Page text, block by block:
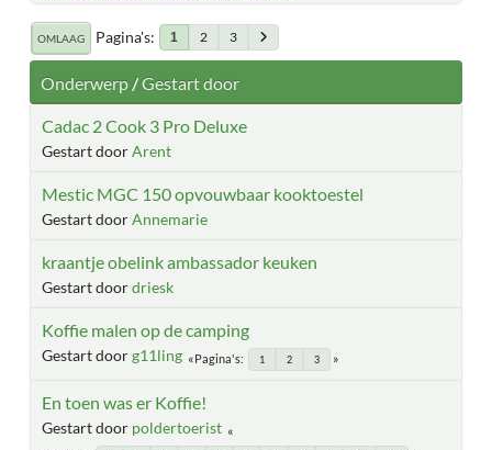
OMLAAG Pagina's 1 2 3
Onderwerp/Gestart door
Cadac 2 Cook 3 Pro Deluxe
Gestart doorArent
Mestic MGC 150 opvouwbaar kooktoestel
Gestart doorAnnemarie
kraantje obelink ambassador keuken
Gestart doordriesk
Koffie malen op de camping
Gestart doorg11ling Pagina's 1 2 3
En toen was er Koffie!
Gestart door poldertoerist